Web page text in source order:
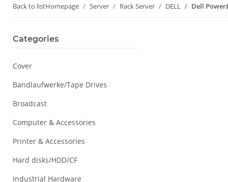
Back to listHomepage Server Rack Server DELL Dell
Categories
Cover
Bandlaufwerke/Tape Drives
Broadcast
Computer & Accessories
Printer & Accessories
Hard disks/HDD/CF
Industrial Hardware